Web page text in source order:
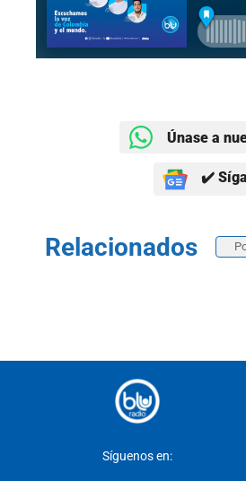
Únase a
✔️
Relacionados
Síguenos en: